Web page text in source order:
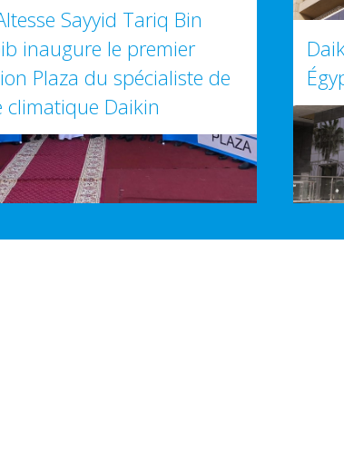
Sayyid Tariq Bin
inaugure le premier
Plaza du spécialiste de
climatique Daikin